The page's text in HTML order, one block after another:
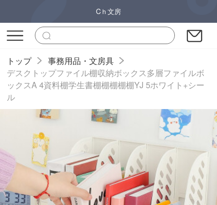
Cｈ文房
トップ
事務用品・文房具
デスクトップファイル棚収納ボックス多層ファイルボ
ックスA 4資料棚学生書棚棚棚棚棚YJ 5ホワイト+シー
ル